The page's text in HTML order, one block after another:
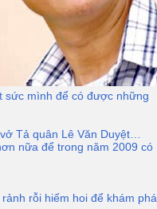
sức mình để có được những
Tả quân Lê Văn Duyệt…
nữa để trong năm 2009 có
rỗi hiếm hoi để khám phá